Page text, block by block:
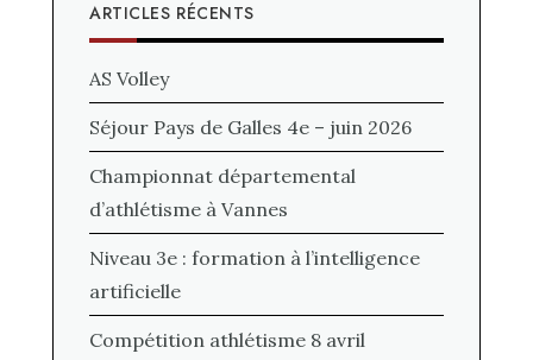
ARTICLES RÉCENTS
AS Volley
Séjour Pays de Galles 4e – juin 2026
Championnat départemental
d’athlétisme à Vannes
Niveau 3e : formation à l’intelligence
artificielle
Compétition athlétisme 8 avril